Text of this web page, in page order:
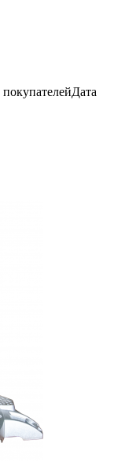
покупателейДата